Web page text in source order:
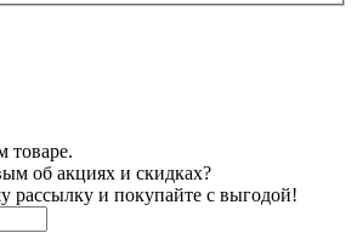
товаре.
об акциях и скидках?
рассылку и покупайте с выгодой!